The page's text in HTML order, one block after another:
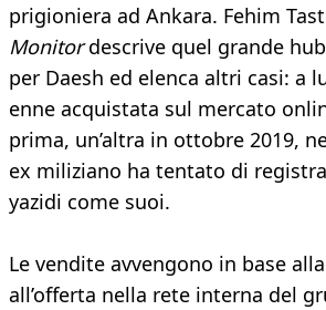
prigioniera ad Ankara. Fehim
Monitordescrive quel grande
per Daesh ed elenca altri casi: a
enne acquistata sul mercato
prima, un’altra in ottobre 2019,
ex miliziano ha tentato di
yazidi come suoi.
Le vendite avvengono in base
all’offerta nella rete interna del